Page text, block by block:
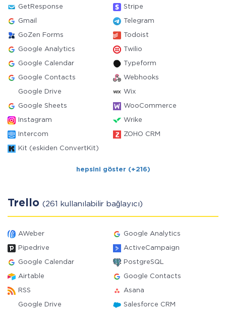
GetResponse Stripe
Gmail Telegram
GoZen Forms Todoist
Google Analytics Twilio
Google Calendar Typeform
Google Contacts Webhooks
Google Drive Wix
Google Sheets WooCommerce
Instagram Wrike
Intercom ZOHO CRM
Kit (eskiden ConvertKit)
hepsini göster (+216)
Trello (261 kullanılabilir bağlayıcı)
AWeber Google Analytics
Pipedrive ActiveCampaign
Google Calendar PostgreSQL
Airtable Google Contacts
RSS Asana
Google Drive Salesforce CRM